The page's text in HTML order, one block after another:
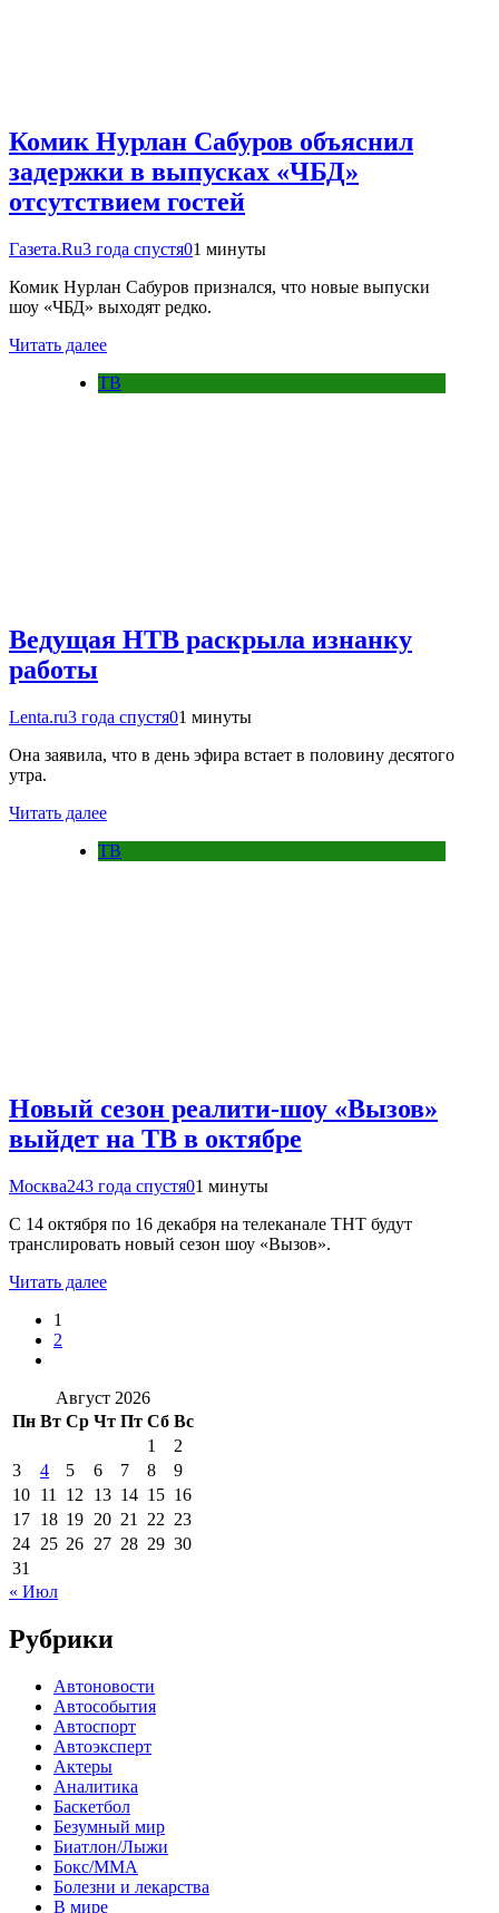
Комик Нурлан Сабуров объяснил
задержки в выпусках «ЧБД»
отсутствием гостей
Газета.Ru3 года спустя01 минуты
Комик Нурлан Сабуров признался, что новые выпуски
шоу «ЧБД» выходят редко.
Читать далее
ТВ
Ведущая НТВ раскрыла изнанку
работы
Lenta.ru3 года спустя01 минуты
Она заявила, что в день эфира встает в половину десятого
утра.
Читать далее
ТВ
Новый сезон реалити-шоу «Вызов»
выйдет на ТВ в октябре
Москва243 года спустя01 минуты
С 14 октября по 16 декабря на телеканале ТНТ будут
транслировать новый сезон шоу «Вызов».
Читать далее
1
2
Август 2026
Пн Вт Ср Чт Пт Сб Вс
1
2
3
4 5 6 7 8
9
10 11 12 13 14 15 16
17 18 19 20 21 22 23
24 25 26 27 28 29 30
31
« Июл
Рубрики
Автоновости
Автособытия
Автоспорт
Автоэксперт
Актеры
Аналитика
Баскетбол
Безумный мир
Биатлон/Лыжи
Бокс/MMA
Болезни и лекарства
В мире